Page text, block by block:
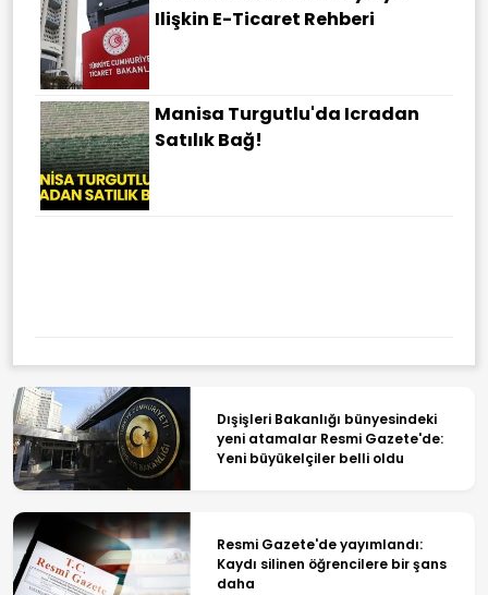
Ilişkin E-Ticaret Rehberi
Manisa Turgutlu'da Icradan
Satılık Bağ!
Dışişleri Bakanlığı bünyesindeki
yeni atamalar Resmi Gazete'de:
Yeni büyükelçiler belli oldu
Resmi Gazete'de yayımlandı:
Kaydı silinen öğrencilere bir şans
daha